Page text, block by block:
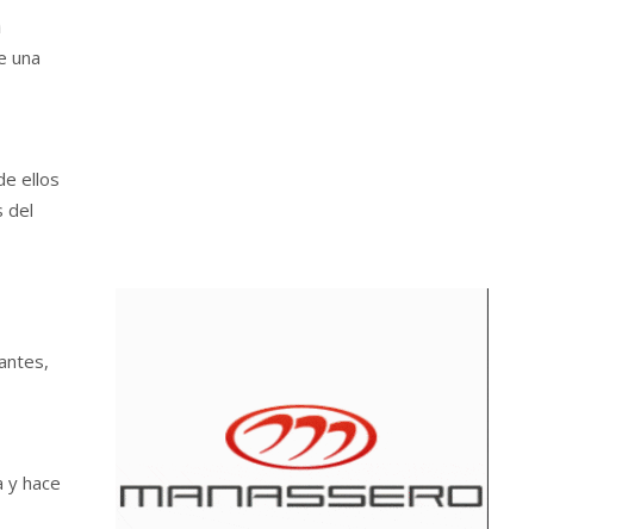
una
ellos
del
y hace